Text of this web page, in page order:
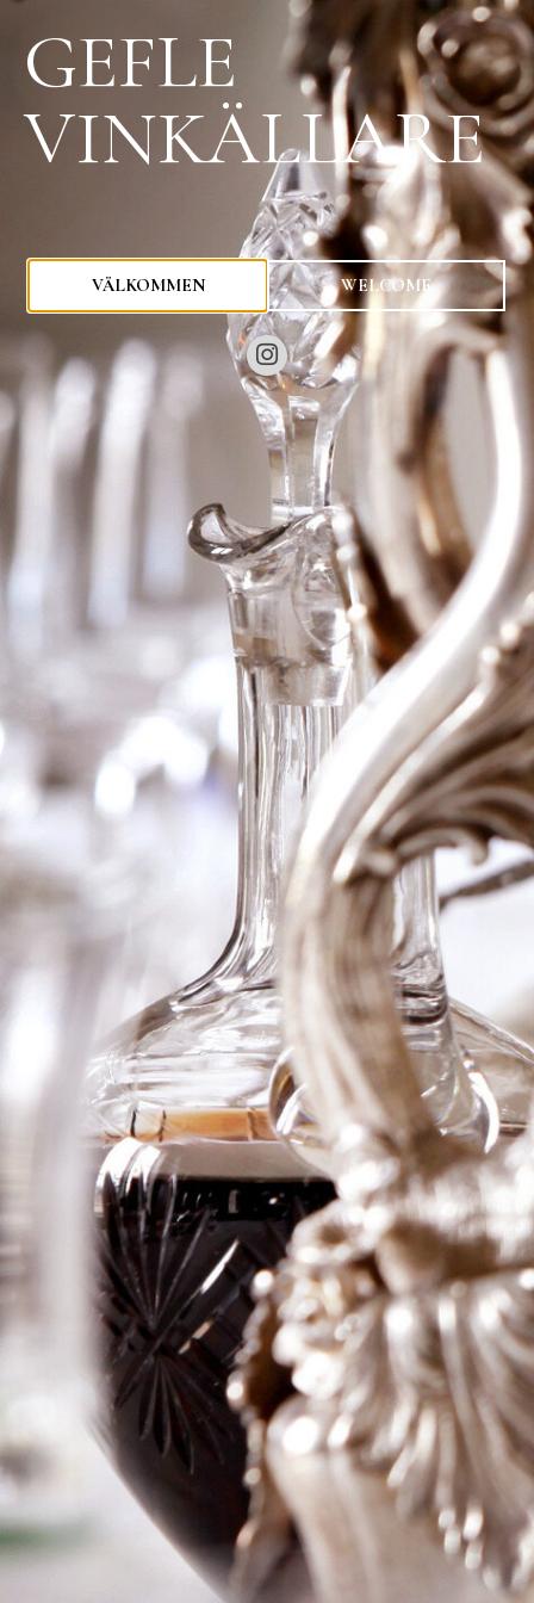
0
S.A. L´Heraud
Petite
Champagne
X.O.
Logga in för att se priset
Art.nr: 20630-02
Information
Producent L´Heraud
Årgång SA
Land Frankrike
Område Cognac
Sprit
GEFLE
VINKÄLLARE
VÄLKOMMEN WELCOME